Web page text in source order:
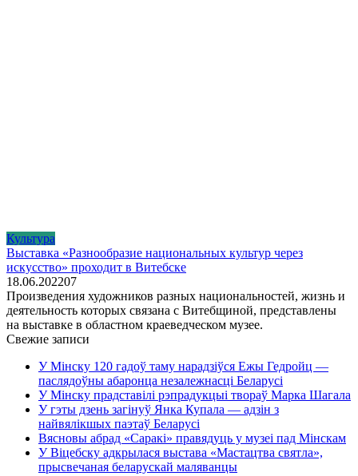
Культура
Выставка «Разнообразие национальных культур через
искусство» проходит в Витебске
18.06.202207
Произведения художников разных национальностей, жизнь и
деятельность которых связана с Витебщиной, представлены
на выставке в областном краеведческом музее.
Свежие записи
У Мінску 120 гадоў таму нарадзіўся Ежы Гедройц —
паслядоўны абаронца незалежнасці Беларусі
У Мінску прадставілі рэпрадукцыі твораў Марка Шагала
У гэты дзень загінуў Янка Купала — адзін з
найвялікшых паэтаў Беларусі
Вясновы абрад «Саракі» правядуць у музеі пад Мінскам
У Віцебску адкрылася выстава «Мастацтва святла»,
прысвечаная беларускай маляванцы